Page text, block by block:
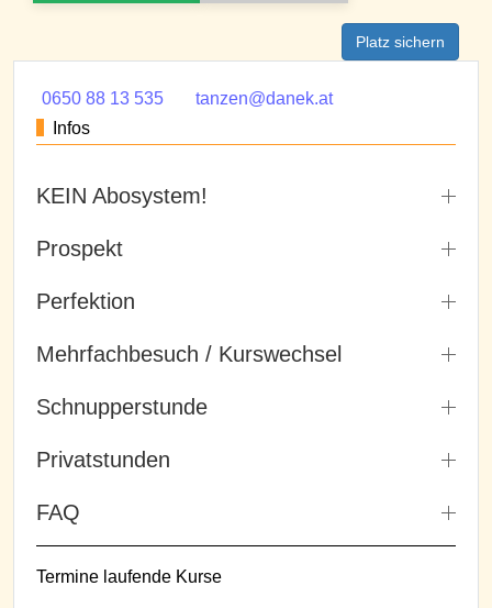
Platz sichern
0650 88 13 535
tanzen@danek.at
Infos
KEIN Abosystem!
Prospekt
Perfektion
Mehrfachbesuch / Kurswechsel
Schnupperstunde
Privatstunden
FAQ
Termine laufende Kurse